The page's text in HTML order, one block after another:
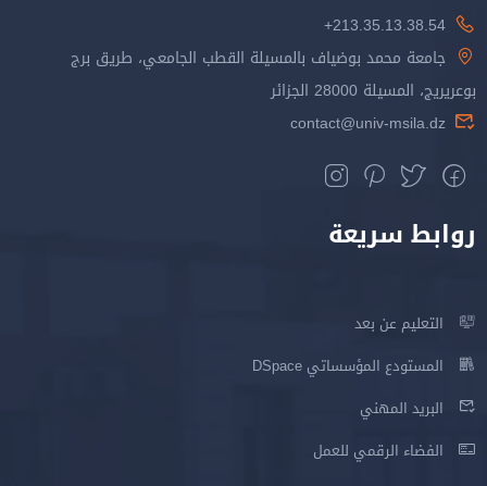
213.35.13.38.54+
جامعة محمد بوضياف بالمسيلة القطب الجامعي، طريق برج
بوعريريج، المسيلة 28000 الجزائر
contact@univ-msila.dz
روابط سريعة
التعليم عن بعد
المستودع المؤسساتي DSpace
البريد المهني
الفضاء الرقمي للعمل